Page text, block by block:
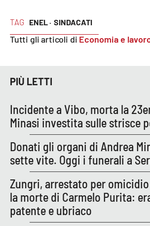
LAC
NETWORK
Lactv.it
Lacitymag.it
Lacapitalenews.it
Cosenzachannel.it
TAG ENEL · SINDACATI
Tutti gli articoli di Economia e
PIÙ LETTI
Incidente a Vibo, morta la
Minasi investita sulle strisce
Donati gli organi di Andrea
sette vite. Oggi i funerali a
Zungri, arrestato per
la morte di Carmelo Purita:
patente e ubriaco